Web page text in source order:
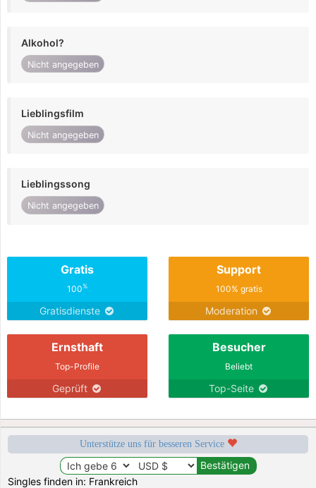
Alkohol?
Nicht angegeben
Lieblingsfilm
Nicht angegeben
Lieblingssong
Nicht angegeben
Gratis
100%
Gratisdienste
Support
100% gratis
Moderation
Ernsthaft
Top-Profile
Geprüft
Besucher
Beliebt
Top-Seite
Unterstütze uns für besseren Service
Singles finden in: Frankreich